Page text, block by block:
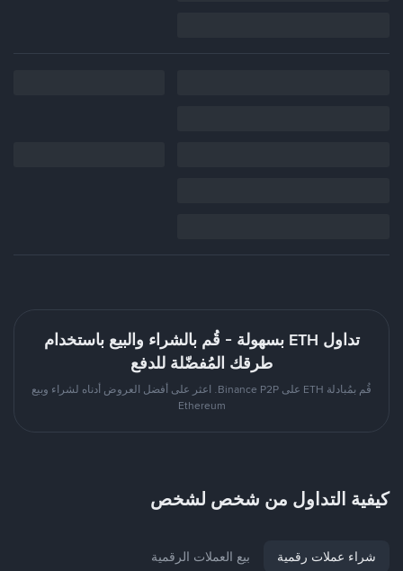
تداول ETH بسهولة - قُم بالشراء والبيع باستخدام
طرقك المُفضّلة للدفع
قُم بمُبادلة ETH على Binance P2P. اعثر على أفضل العروض أدناه لشراء وبيع
Ethereum
كيفية التداول من شخص لشخص
شراء عملات رقمية بيع العملات الرقمية